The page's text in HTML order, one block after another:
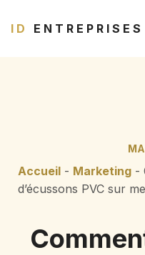
ID ENTREPRISES
Accueil - Marketing -
d’écussons PVC sur